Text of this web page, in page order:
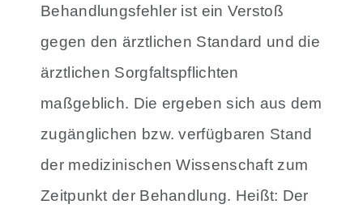
Behandlungsfehler ist ein Verstoß
gegen den ärztlichen Standard und die
ärztlichen Sorgfaltspflichten
maßgeblich. Die ergeben sich aus dem
zugänglichen bzw. verfügbaren Stand
der medizinischen Wissenschaft zum
Zeitpunkt der Behandlung. Heißt: Der